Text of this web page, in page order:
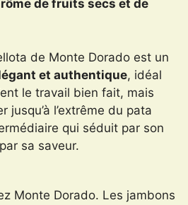
de fruits secs et de
de Monte Dorado est un
et authentique, idéal
le travail bien fait, mais
jusqu’à l’extrême du pata
qui séduit par son
sa saveur.
Monte Dorado. Les jambons